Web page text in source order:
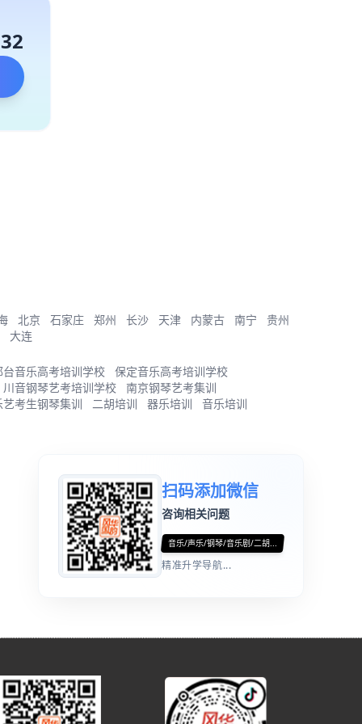
北京 石家庄 郑州 长沙 天津 内蒙古 南宁
贵州
大连
台音乐高考培训学校
保定音乐高考培训学校
川音钢琴艺考培训学校
南京钢琴艺考集训
艺考生钢琴集训
二胡培训 器乐培训 音乐培训
扫码添加微信
咨询相关问题
音乐/声乐/钢琴/音乐剧/二胡...
精准升学导航...